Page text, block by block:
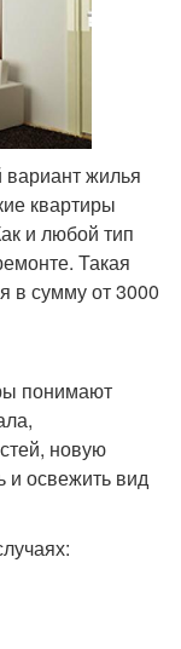
жилья
квартиры
и любой тип
Такая
в сумму от 3000
понимают
новую
и освежить вид